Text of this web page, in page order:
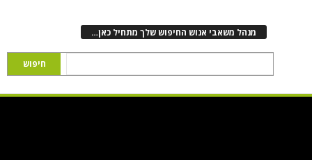
מנהל משאבי אנוש החיפוש שלך מתחיל כאן…